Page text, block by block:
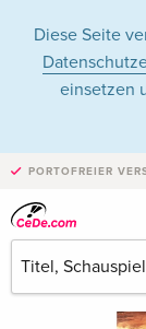
Diese Seite
einsetzen
PORTOFREIER